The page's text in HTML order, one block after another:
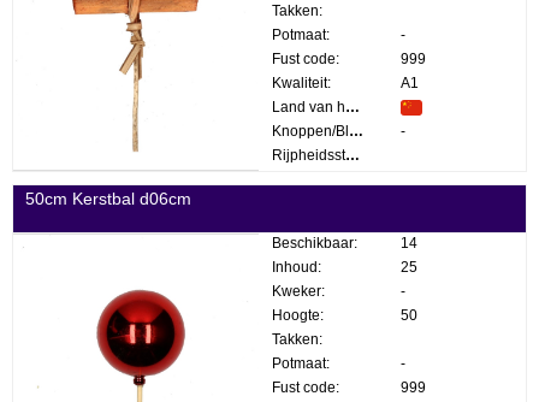
Takken:
Potmaat:
-
Fust code:
999
Kwaliteit:
A1
Land van herkomst:
Knoppen/Bloemen:
-
Rijpheidsstadium:
50cm Kerstbal d06cm
Beschikbaar:
14
Inhoud:
25
Kweker:
-
Hoogte:
50
Takken:
Potmaat:
-
Fust code:
999